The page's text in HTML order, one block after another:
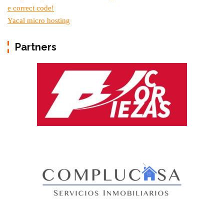
e correct code!
Yacal micro hosting
Partners